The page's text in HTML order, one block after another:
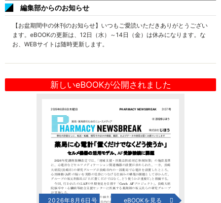
編集部からのお知らせ
【お盆期間中の休刊のお知らせ】いつもご愛読いただきありがとうござい
ます。eBOOKの更新は、12日（水）～14日（金）は休みになります。な
お、WEBサイトは随時更新します。
新しいeBOOKが公開されました
2026年8月6日号 eBOOKを見る